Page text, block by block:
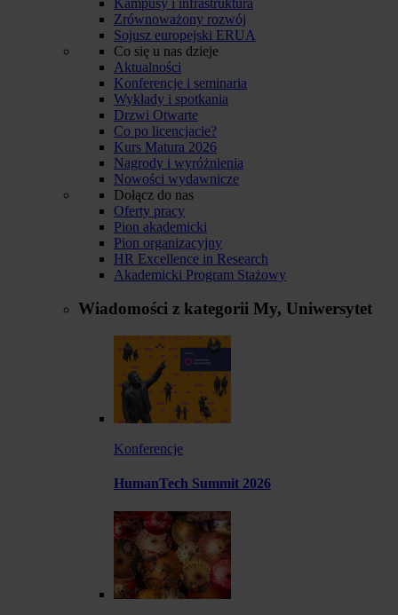
Zrównoważony rozwój
Sojusz europejski ERUA
Co się u nas dzieje
Aktualności
Konferencje i seminaria
Wykłady i spotkania
Drzwi Otwarte
Co po licencjacie?
Kurs Matura 2026
Nagrody i wyróżnienia
Nowości wydawnicze
Dołącz do nas
Oferty pracy
Pion akademicki
Pion organizacyjny
HR Excellence in Research
Akademicki Program Stażowy
Wiadomości z kategorii My, Uniwersytet
Konferencje
HumanTech Summit 2026